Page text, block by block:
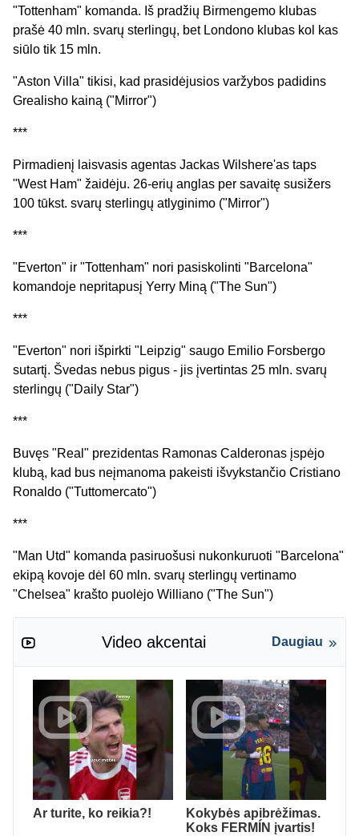
"Tottenham" komanda. Iš pradžių Birmengemo klubas
prašė 40 mln. svarų sterlingų, bet Londono klubas kol kas
siūlo tik 15 mln.
"Aston Villa" tikisi, kad prasidėjusios varžybos padidins
Grealisho kainą ("Mirror")
***
Pirmadienį laisvasis agentas Jackas Wilshere'as taps
"West Ham" žaidėju. 26-erių anglas per savaitę susižers
100 tūkst. svarų sterlingų atlyginimo ("Mirror")
***
"Everton" ir "Tottenham" nori pasiskolinti "Barcelona"
komandoje nepritapusį Yerry Miną ("The Sun")
***
"Everton" nori išpirkti "Leipzig" saugo Emilio Forsbergo
sutartį. Švedas nebus pigus - jis įvertintas 25 mln. svarų
sterlingų ("Daily Star")
***
Buvęs "Real" prezidentas Ramonas Calderonas įspėjo
klubą, kad bus neįmanoma pakeisti išvykstančio Cristiano
Ronaldo ("Tuttomercato")
***
"Man Utd" komanda pasiruošusi nukonkuruoti "Barcelona"
ekipą kovoje dėl 60 mln. svarų sterlingų vertinamo
"Chelsea" krašto puolėjo Williano ("The Sun")
Video akcentai Daugiau
Ar turite, ko reikia?!
Kokybės apibrėžimas.
Koks FERMÍN įvartis!